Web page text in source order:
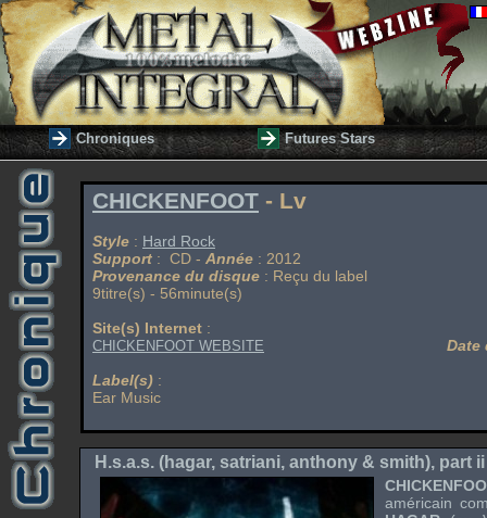
Chroniques Futures Stars
CHICKENFOOT - Lv
Style : Hard Rock
Support : CD - Année : 2012
Provenance du disque : Reçu du label
9titre(s) - 56minute(s)
Site(s) Internet :
CHICKENFOOT WEBSITE
Label(s) :
Ear Music
Date
H.s.a.s. (hagar, satriani, anthony & smith), part ii
américain